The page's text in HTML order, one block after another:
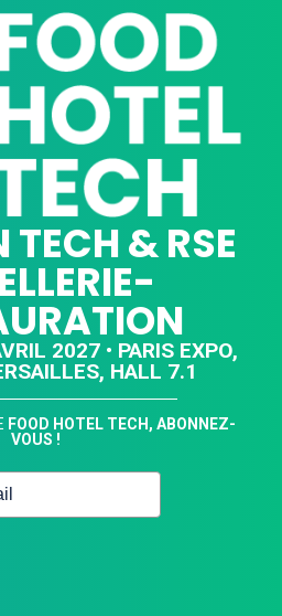
TECH & RSE
2027 • PARIS EXPO,
HALL 7.1
FOOD HOTEL TECH, ABONNEZ-
VOUS !